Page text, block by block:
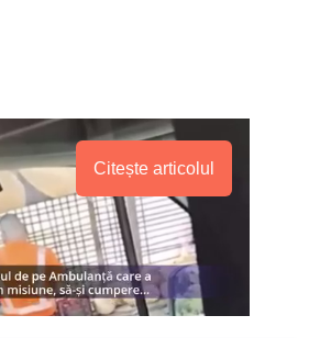
Citește articolul